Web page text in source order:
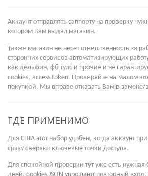
Аккаунт отправлять саппорту на проверку
котором Вам выдал магазин.
Также магазин не несет ответственность за
сторонних сервисов автоматизирующих
как дельфин, фб тулс и прочие и не
cookies, access token. Проверяйте на малом
покупкой. Мы вправе отказать Вам в замене/
ГДЕ ПРИМЕНИМО
Для США этот набор удобен, когда аккаунт
сразу сверяют ключевые точки доступа.
Для спокойной проверки тут уже есть нужная